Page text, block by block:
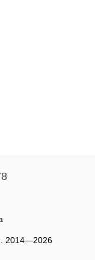
2014—2026